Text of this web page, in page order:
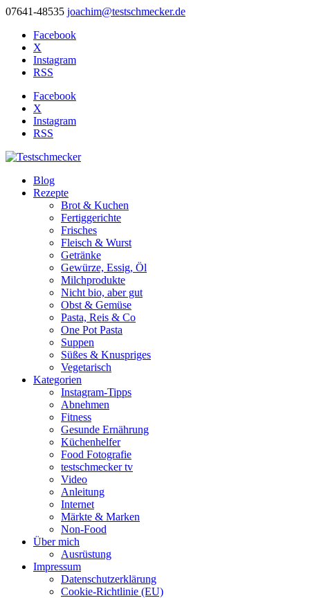
07641-48535 joachim@testschmecker.de
Facebook
X
Instagram
RSS
Facebook
X
Instagram
RSS
Blog
Rezepte
Brot & Kuchen
Fertiggerichte
Frisches
Fleisch & Wurst
Getränke
Gewürze, Essig, Öl
Milchprodukte
Nicht bio, aber gut
Obst & Gemüse
Pasta, Reis & Co
One Pot Pasta
Suppen
Süßes & Knuspriges
Vegetarisch
Kategorien
Instagram-Tipps
Abnehmen
Fitness
Gesunde Ernährung
Küchenhelfer
Food Fotografie
testschmecker tv
Video
Anleitung
Internet
Märkte & Marken
Non-Food
Über mich
Ausrüstung
Impressum
Datenschutzerklärung
Cookie-Richtlinie (EU)